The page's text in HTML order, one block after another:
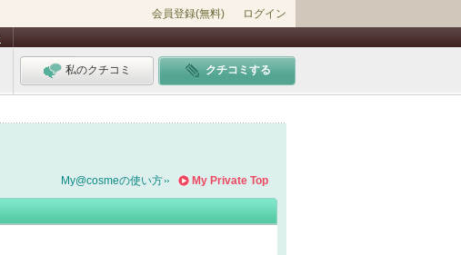
会員登録(無料) ログイン
私のクチコミ クチコミする
My Private Top
My@cosmeの使い方